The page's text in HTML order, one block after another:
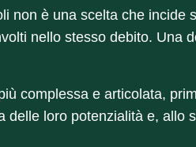
non è una scelta che incide
nello stesso debito. Una
complessa e articolata,
loro potenzialità e, allo